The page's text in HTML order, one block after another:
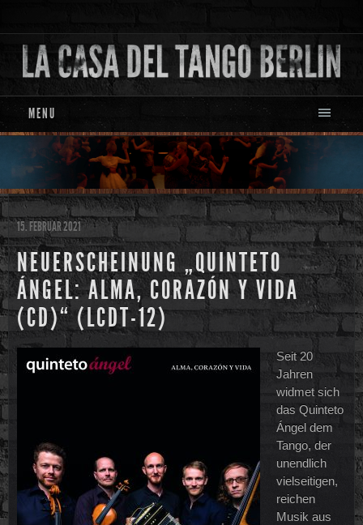
MENU
15. FEBRUAR 2021
NEUERSCHEINUNG „QUINTETO
ÁNGEL: ALMA, CORAZÓN Y VIDA
(CD)“ (LCDT-12)
Seit 20
Jahren
widmet sich
das Quinteto
Ángel dem
Tango, der
unendlich
vielseitigen,
reichen
Musik aus